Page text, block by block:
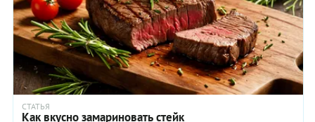
СТАТЬЯ
Как вкусно замариновать стейк